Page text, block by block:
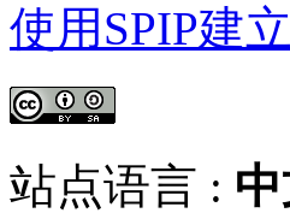
使用SPIP建
站点语言 :